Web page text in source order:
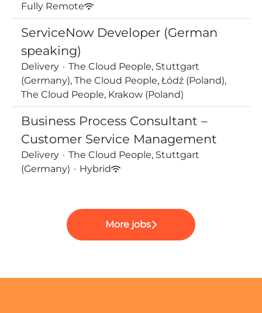
Fully Remote
ServiceNow Developer (German
speaking)
Delivery · The Cloud People, Stuttgart
(Germany), The Cloud People, Łódź (Poland),
The Cloud People, Krakow (Poland)
Business Process Consultant –
Customer Service Management
Delivery · The Cloud People, Stuttgart
(Germany) · Hybrid
More jobs